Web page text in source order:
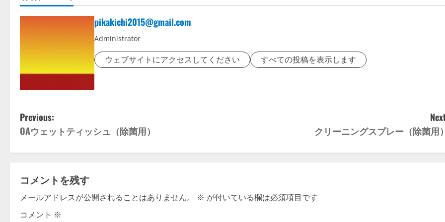
pikakichi2015@gmail.com
Administrator
ウェブサイトにアクセスしてください すべての投稿を表示します
P
o
s
t
n
Previous:
OAウェットティッシュ（除菌用）
クリーニングスプレー（除菌用
コメントを残す
メールアドレスが公開されることはありません。 ※ が付いている欄は必須項目です
コメント ※